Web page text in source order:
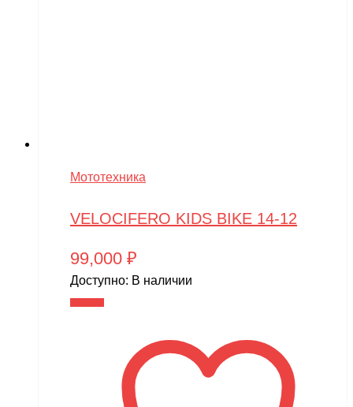
Мототехника
VELOCIFERO KIDS BIKE 14-12
99,000 ₽
Доступно: В наличии